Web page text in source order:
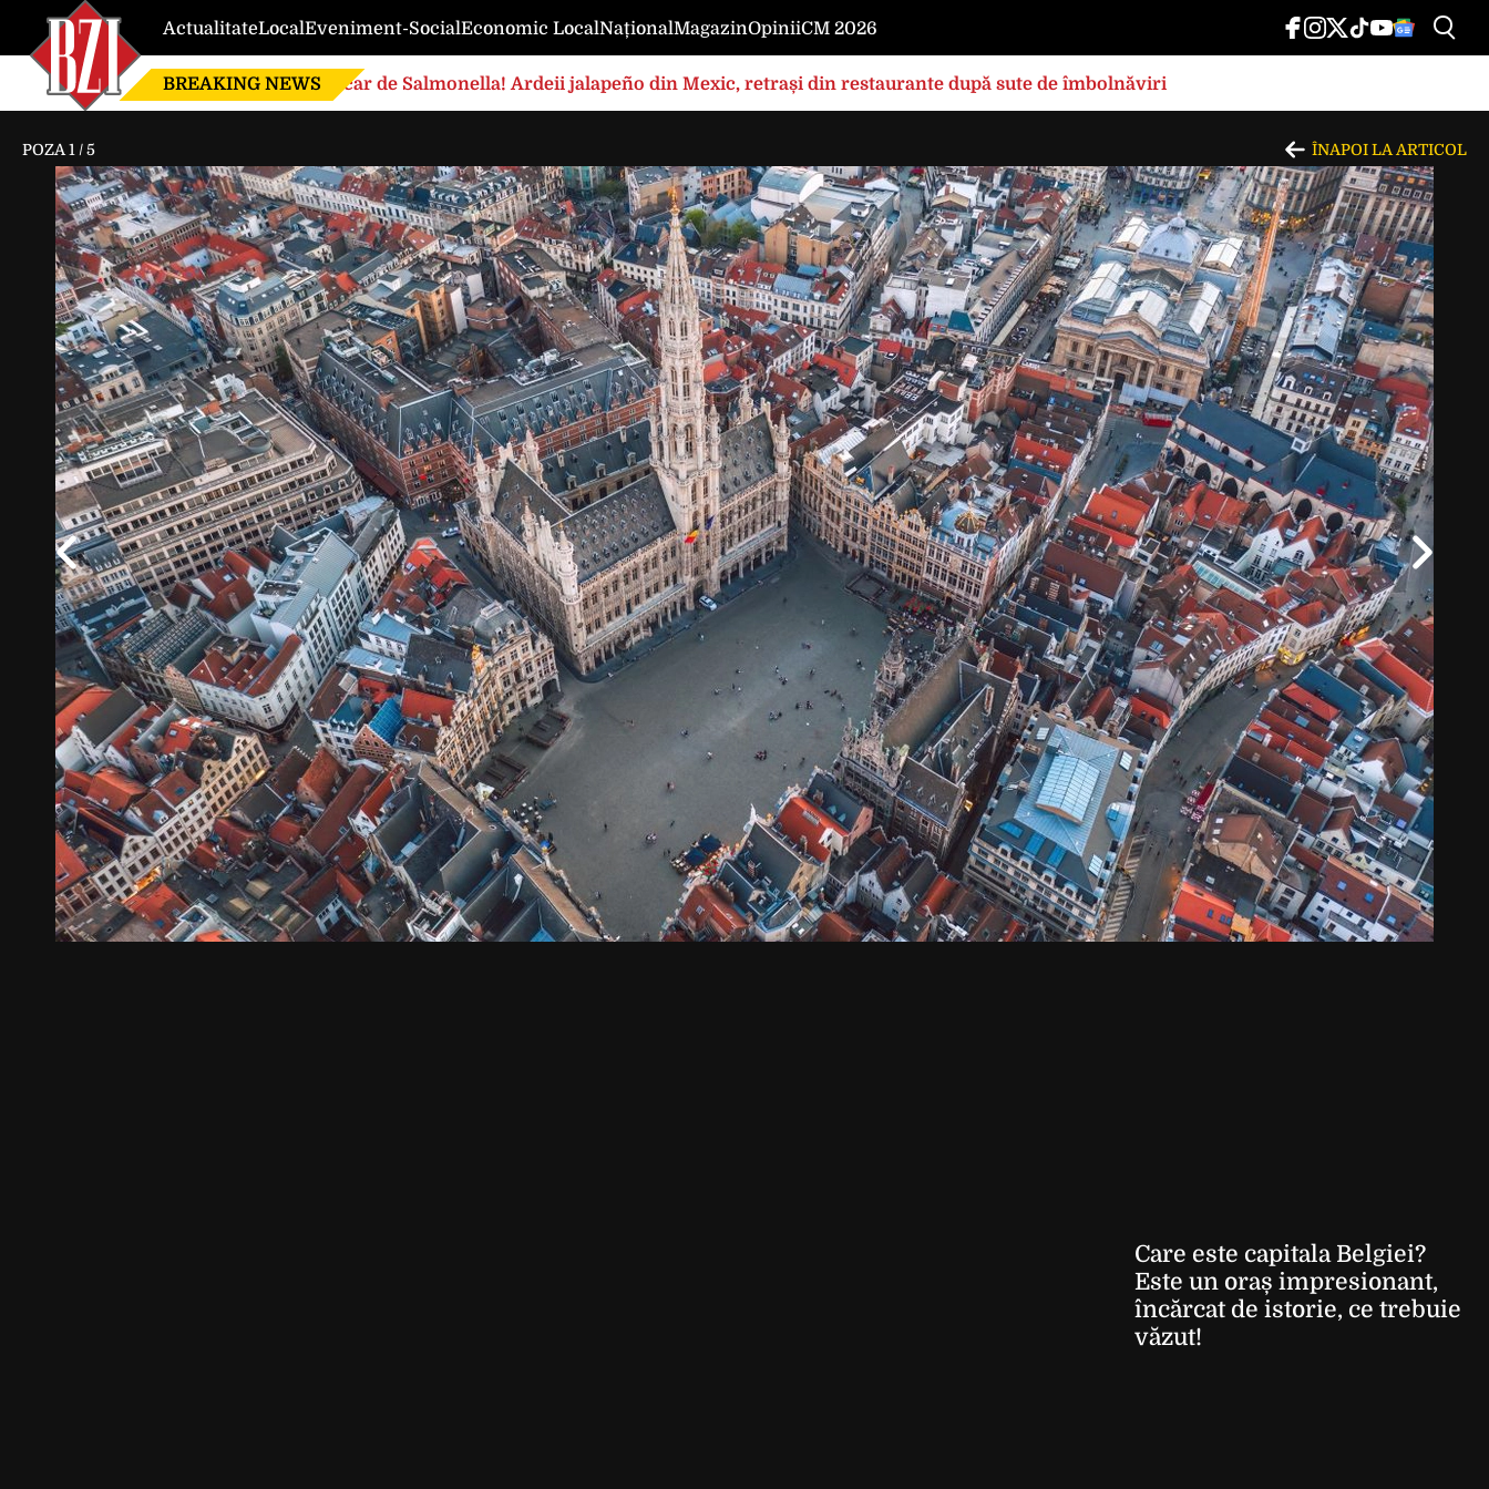
ActualitateLocalEveniment-SocialEconomic LocalNaționalMagazinOpiniiCM 2026
BREAKING NEWS Focar de Salmonella! Ardeii jalapeño din Mexic, retrași din restaurante după sute de îmbolnăviri
POZA 1 /5 ÎNAPOI LA ARTICOL
Care este capitala Belgiei?
Este un oraș impresionant,
încărcat de istorie, ce trebuie
văzut!